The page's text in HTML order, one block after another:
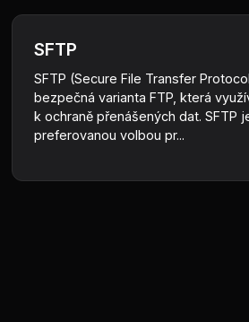
SFTP
SFTP (Secure File Transfer
bezpečná varianta FTP, která
k ochraně přenášených dat. SFTP
preferovanou volbou pr...